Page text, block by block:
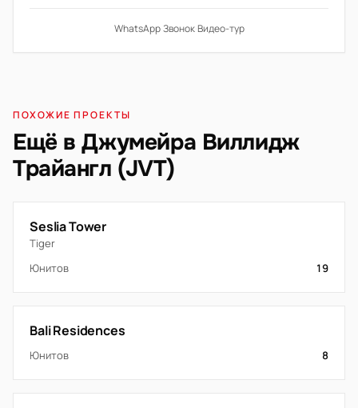
WhatsApp·Звонок·Видео-тур
ПОХОЖИЕ ПРОЕКТЫ
Ещё в Джумейра Виллидж
Трайангл (JVT)
Seslia Tower
Tiger
Юнитов
19
Bali Residences
Юнитов 8